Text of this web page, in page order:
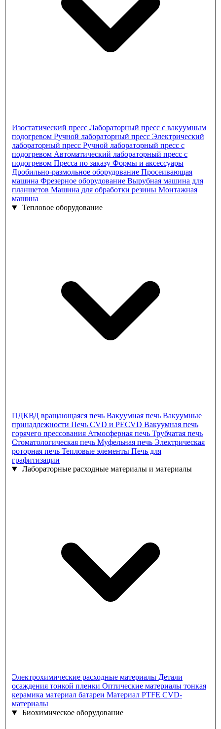
Изостатический пресс Лабораторный пресс с вакуумным
подогревом Ручной лабораторный пресс Электрический
лабораторный пресс Ручной лабораторный пресс с
подогревом Автоматический лабораторный пресс с
подогревом Пресса по заказу Формы и аксессуары
Дробильно-размольное оборудование Просеивающая
машина Фрезерное оборудование Вырубная машина для
планшетов Машина для обработки резины Монтажная
машина
Тепловое оборудование
ПДКВД вращающаяся печь Вакуумная печь Вакуумные
принадлежности Печь CVD и PECVD Вакуумная печь
горячего прессования Атмосферная печь Трубчатая печь
Стоматологическая печь Муфельная печь Электрическая
роторная печь Тепловые элементы Печь для
графитизации
Лабораторные расходные материалы и материалы
Электрохимические расходные материалы Детали
осаждения тонкой пленки Оптические материалы тонкая
керамика материал батареи Материал PTFE CVD-
материалы
Биохимическое оборудование